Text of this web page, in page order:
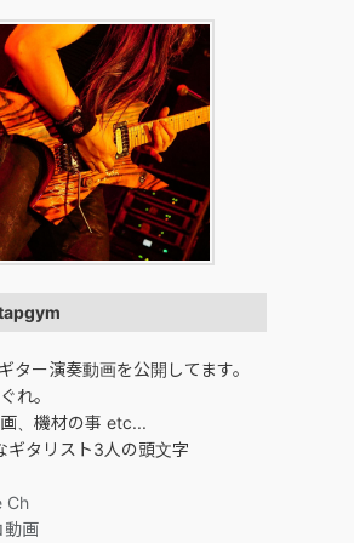
ター演奏動画を公開してます。
れ。
、機材の事 etc...
ギタリスト3人の頭文字
Ch
動画